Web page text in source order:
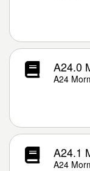
A24.0
A24
A24.1
A24